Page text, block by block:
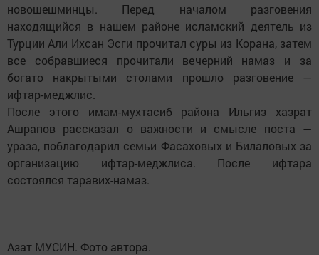
новошешминцы. Перед началом разговения
находящийся в нашем районе исламский деятель из
Турции Али Ихсан Эсги прочитал суры из Корана, затем
все собравшиеся прочитали вечерний намаз и за
богато накрытыми столами прошло разговение —
ифтар-меджлис.
После этого имам-мухтасиб района Ильгиз хазрат
Ашрапов рассказал о важности и смысле поста —
ураза, поблагодарил семьи Фасаховых и Билаловых за
организацию ифтар-меджлиса. После ифтара
состоялся таравих-намаз.
Азат МУСИН. Фото автора.